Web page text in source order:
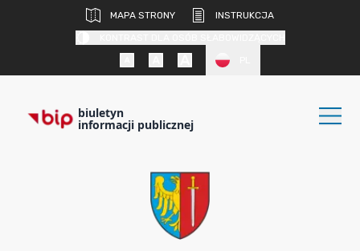
MAPA STRONY
INSTRUKCJA
biuletyn
informacji publicznej